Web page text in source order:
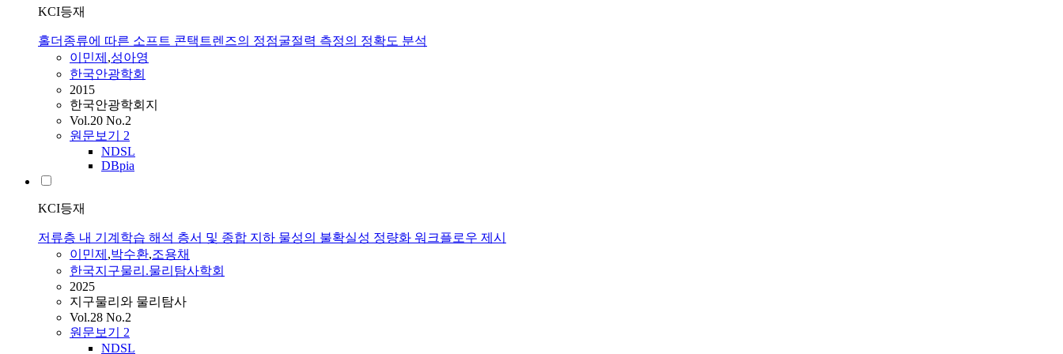
KCI등재
홀더종류에 따른 소프트 콘택트렌즈의 정점굴절력 측정의 정확도 분석
이민제 ,성아영
한국안광학회
2015
한국안광학회지
Vol.20 No.2
원문보기 2
NDSL
DBpia
KCI등재
저류층 내 기계학습 해석 층서 및 종합 지하 물성의 불확실성 정량화 워크플로우 제시
이민제 ,박수환,조용채
한국지구물리.물리탐사학회
2025
지구물리와 물리탐사
Vol.28 No.2
원문보기 2
NDSL